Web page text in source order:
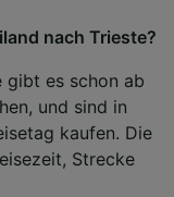
nach Trieste?
gibt es schon ab
und sind in
kaufen. Die
Strecke